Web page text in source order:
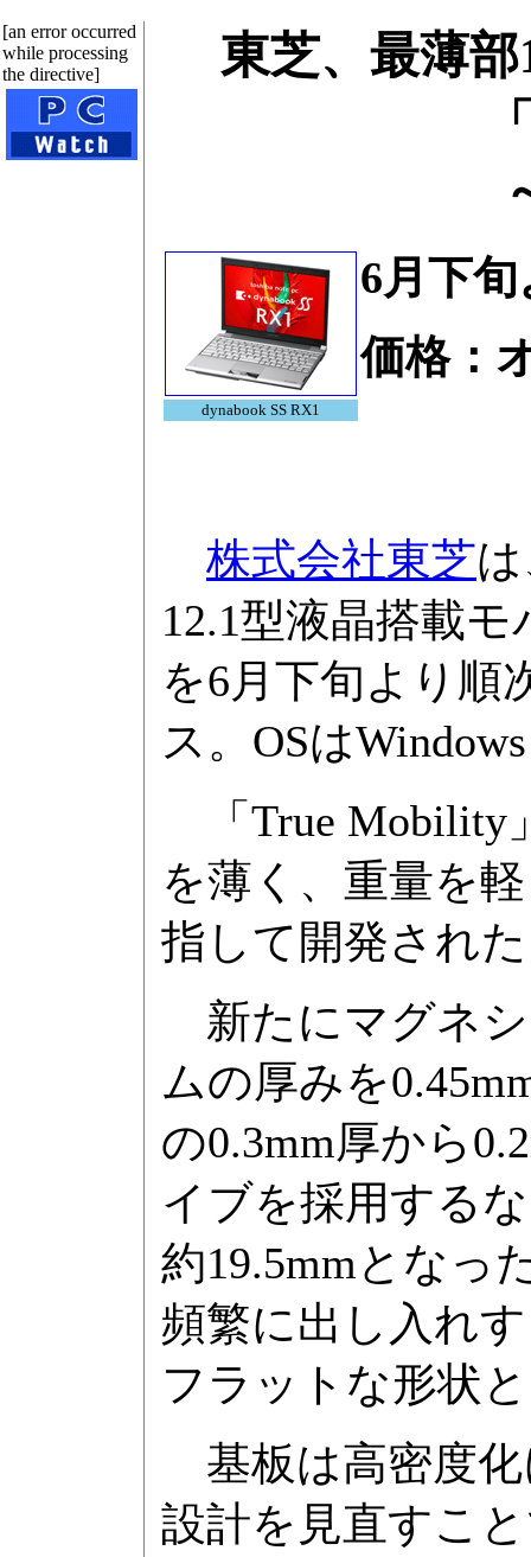
[an error occurred
while processing
the directive]
東芝、最薄
dynabook SS RX1
6月下
価格：
株式会社東芝
12.1型液晶搭載モ
を6月下旬より順
ス。OSは
「True Mobility
を薄く、重量を
指して開発され
新たにマグネシ
ムの厚みを
の0.3mm厚から
イブを採用する
約19.5mmとなっ
頻繁に出し入れ
フラットな形状
基板は高密度化
設計を見直すこ